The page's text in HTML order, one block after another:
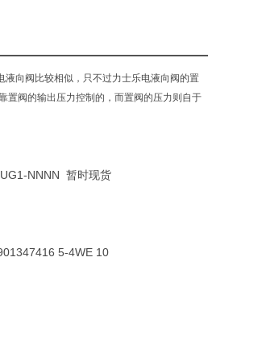
向阀比较相似，只不过力士乐电液向阀的置
置阀的输出压力控制的，而置阀的压力则自于
NNNN 暂时现货
5-4WE 10